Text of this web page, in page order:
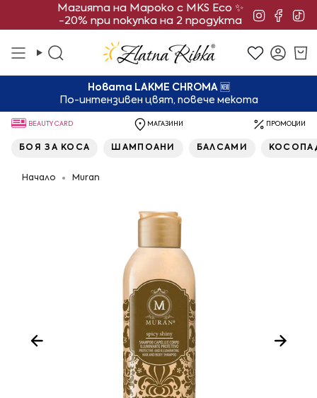
Преминете
Новата LAKME CHROMA 🆕
По-интензивен цвят, повече мекота
Магията на Мароко с MKS Eco ✨
-20% при покупка на 2 продукта
Търсене
BEAUTY CARD МАГАЗИНИ ПРОМОЦИИ
БОЯ ЗА КОСА ШАМПОАНИ БАЛСАМИ
Начало Muran